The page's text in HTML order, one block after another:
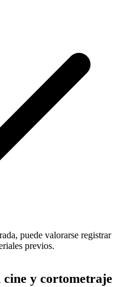
puede valorarse registrar
previos.
y cortometraje